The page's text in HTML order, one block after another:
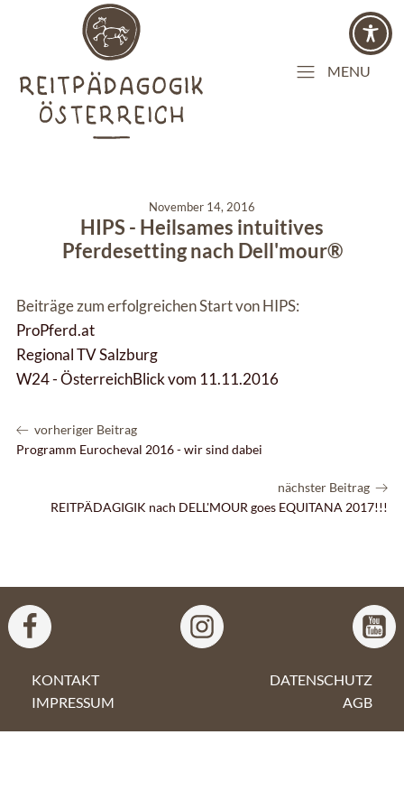
MENU
November 14, 2016
HIPS - Heilsames intuitives
Pferdesetting nach Dell'mour®
Beiträge zum erfolgreichen Start von HIPS:
ProPferd.at
Regional TV Salzburg
W24 - ÖsterreichBlick vom 11.11.2016
vorheriger Beitrag
Programm Eurocheval 2016 - wir sind dabei
nächster Beitrag
REITPÄDAGIGIK nach DELL'MOUR goes EQUITANA 2017!!!
KONTAKT
DATENSCHUTZ
IMPRESSUM
AGB